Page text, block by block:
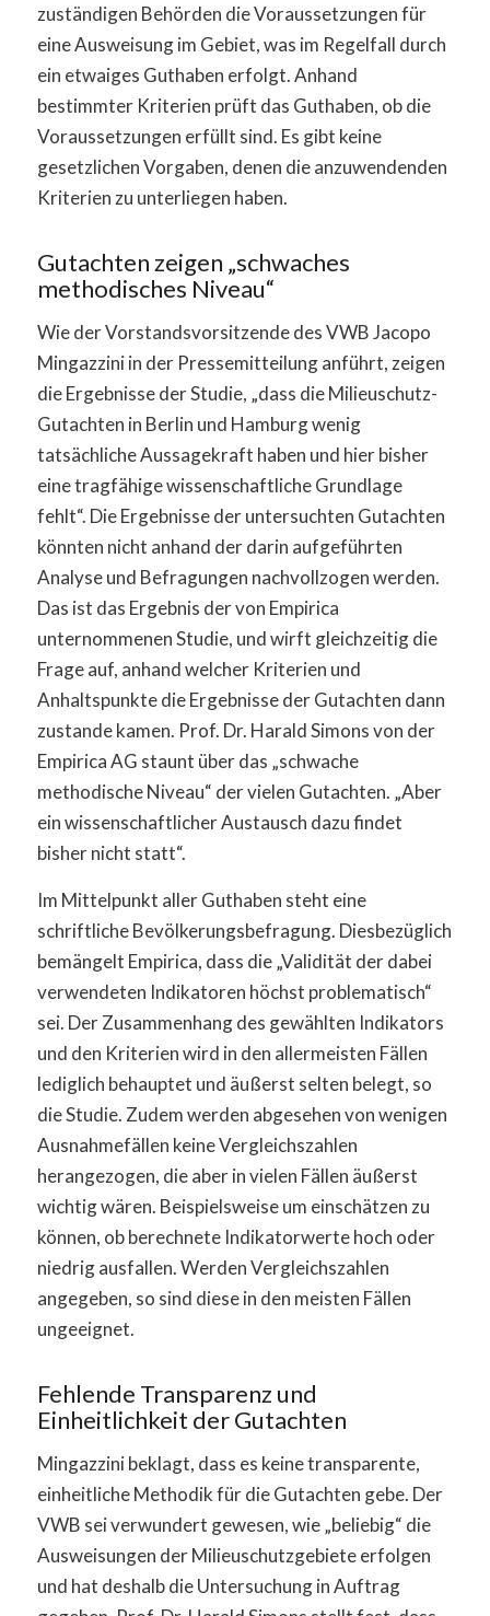
zuständigen Behörden die Voraussetzungen für
eine Ausweisung im Gebiet, was im Regelfall durch
ein etwaiges Guthaben erfolgt. Anhand
bestimmter Kriterien prüft das Guthaben, ob die
Voraussetzungen erfüllt sind. Es gibt keine
gesetzlichen Vorgaben, denen die anzuwendenden
Kriterien zu unterliegen haben.
Gutachten zeigen „schwaches
methodisches Niveau“
Wie der Vorstandsvorsitzende des VWB Jacopo
Mingazzini in der Pressemitteilung anführt, zeigen
die Ergebnisse der Studie, „dass die Milieuschutz-
Gutachten in Berlin und Hamburg wenig
tatsächliche Aussagekraft haben und hier bisher
eine tragfähige wissenschaftliche Grundlage
fehlt“. Die Ergebnisse der untersuchten Gutachten
könnten nicht anhand der darin aufgeführten
Analyse und Befragungen nachvollzogen werden.
Das ist das Ergebnis der von Empirica
unternommenen Studie, und wirft gleichzeitig die
Frage auf, anhand welcher Kriterien und
Anhaltspunkte die Ergebnisse der Gutachten dann
zustande kamen. Prof. Dr. Harald Simons von der
Empirica AG staunt über das „schwache
methodische Niveau“ der vielen Gutachten. „Aber
ein wissenschaftlicher Austausch dazu findet
bisher nicht statt“.
Im Mittelpunkt aller Guthaben steht eine
schriftliche Bevölkerungsbefragung. Diesbezüglich
bemängelt Empirica, dass die „Validität der dabei
verwendeten Indikatoren höchst problematisch“
sei. Der Zusammenhang des gewählten Indikators
und den Kriterien wird in den allermeisten Fällen
lediglich behauptet und äußerst selten belegt, so
die Studie. Zudem werden abgesehen von wenigen
Ausnahmefällen keine Vergleichszahlen
herangezogen, die aber in vielen Fällen äußerst
wichtig wären. Beispielsweise um einschätzen zu
können, ob berechnete Indikatorwerte hoch oder
niedrig ausfallen. Werden Vergleichszahlen
angegeben, so sind diese in den meisten Fällen
ungeeignet.
Fehlende Transparenz und
Einheitlichkeit der Gutachten
Mingazzini beklagt, dass es keine transparente,
einheitliche Methodik für die Gutachten gebe. Der
VWB sei verwundert gewesen, wie „beliebig“ die
Ausweisungen der Milieuschutzgebiete erfolgen
und hat deshalb die Untersuchung in Auftrag